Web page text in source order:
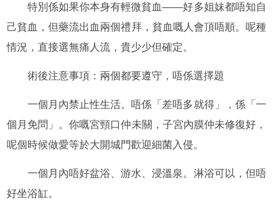
特別係如果你本身有輕微貧血——好多姐妹都唔知自
己貧血，但藥流出血兩個禮拜，貧血嘅人會頂唔順。呢種
情況，直接選無痛人流，貴少少但確定。
術後注意事項：兩個都要遵守，唔係選擇題
一個月內禁止性生活。唔係「差唔多就得」，係「一
個月免問」。你嘅宮頸口仲未關，子宮內膜仲未修復好，
呢個時候做愛等於大開城門歡迎細菌入侵。
一個月內唔好盆浴、游水、浸溫泉。淋浴可以，但唔
好坐浴缸。